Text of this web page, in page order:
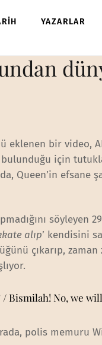
YAZARLAR
eklenen bir video,
için
Queen’in efsane
söyleyen
alıp’ kendisini
çıkarıp,
/ Bismilah! No, we
polis memuru